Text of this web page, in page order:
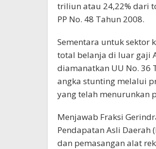
triliun atau 24,22% dari
PP No. 48 Tahun 2008.
Sementara untuk sektor
total belanja di luar gaji
diamanatkan UU No. 36
angka stunting melalui
yang telah menurunkan
Menjawab Fraksi
Pendapatan Asli
dan pemasangan alat